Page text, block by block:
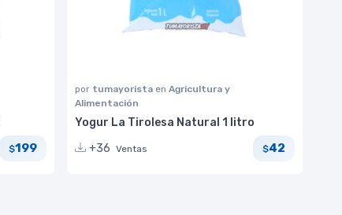
$199
por tumayorista en Agricultura y
Alimentación
Yogur La Tirolesa Natural 1 litro
+36 Ventas $42